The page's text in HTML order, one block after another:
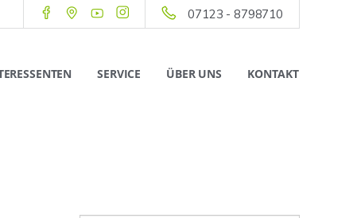
07123 - 8798710
SERVICE ÜBER UNS KONTAKT